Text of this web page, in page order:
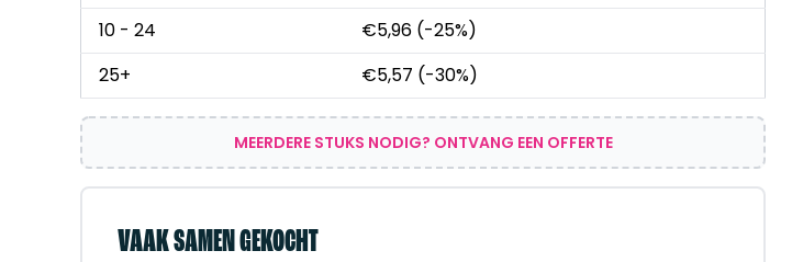
10 - 24
€5,96 (-25%)
25+
€5,57 (-30%)
MEERDERE STUKS NODIG? ONTVANG EEN OFFERTE
VAAK SAMEN GEKOCHT